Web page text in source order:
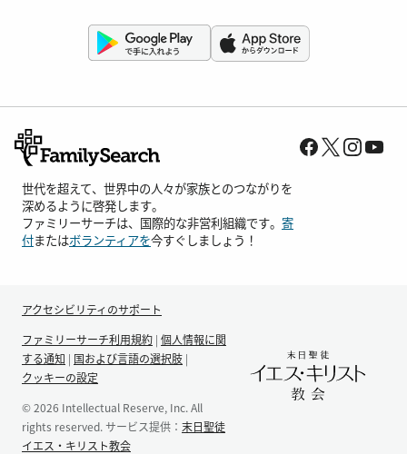
世代を超えて、世界中の人々が家族とのつながりを
深めるように啓発します。
ファミリーサーチは、国際的な非営利組織です。 寄
付またはボランティアを今すぐしましょう！
アクセシビリティのサポート
ファミリーサーチ利用規約 | 個人情報に関
する通知 | 国および言語の選択肢 |
クッキーの設定
© 2026 Intellectual Reserve, Inc. All
rights reserved. サービス提供： 末日聖徒
イエス・キリスト教会